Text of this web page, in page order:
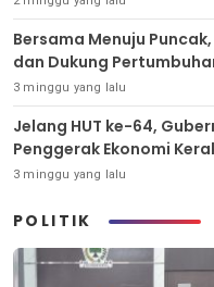
Bersama Menuju
dan Dukung
3 minggu yang lalu
Jelang HUT ke-64,
Penggerak Ekonomi
3 minggu yang lalu
POLITIK